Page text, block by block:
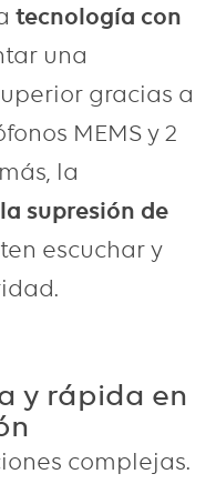
tecnología con
una
gracias a
MEMS y 2
la
supresión de
escuchar y
y rápida en
complejas.